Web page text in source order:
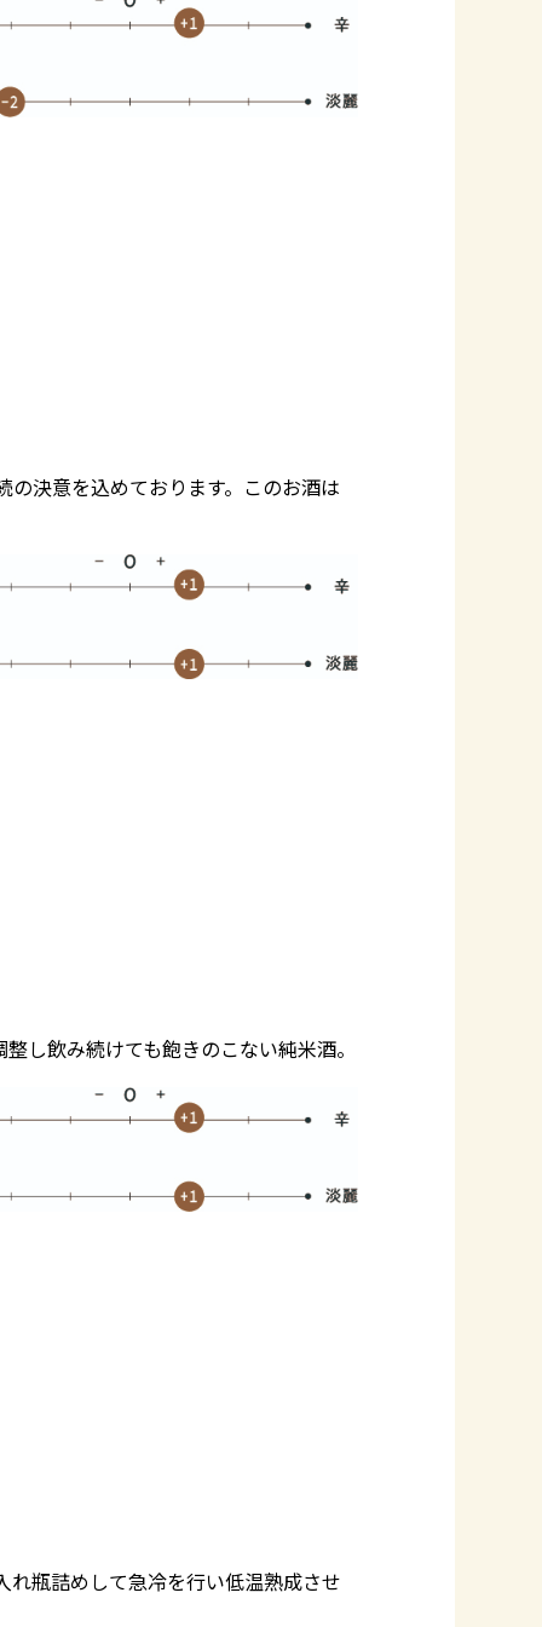
決意を込めております。このお酒は
し飲み続けても飽きのこない純米酒。
瓶詰めして急冷を行い低温熟成させ